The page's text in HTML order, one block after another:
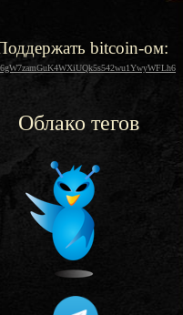
bitcoin-ом:
Облако тегов